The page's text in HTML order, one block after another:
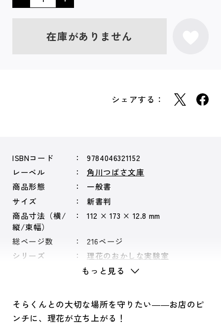
在庫がありません
シェアする：
ISBNコード
9784046321152
レーベル
角川つばさ文庫
商品形態
一般書
サイズ
新書判
商品寸法（横/
縦/束幅）
112 × 173 × 12.8 mm
総ページ数
216ページ
シリーズ
理花のおかしな実験室
もっと見る
そらくんとの大切な場所を守りたい――お店のピ
ンチに、理花が立ち上がる！